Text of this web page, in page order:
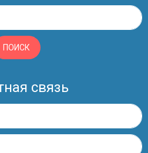
ПОИСК
связь